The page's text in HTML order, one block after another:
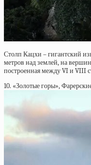
Столп Кацхи – гигантский
метров над землей, на
построенная между VI и VIII
10. «Золотые горы»,